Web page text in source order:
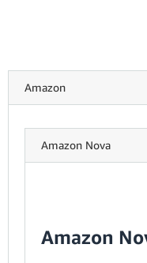
Amazon
Amazon Nova
Amazon